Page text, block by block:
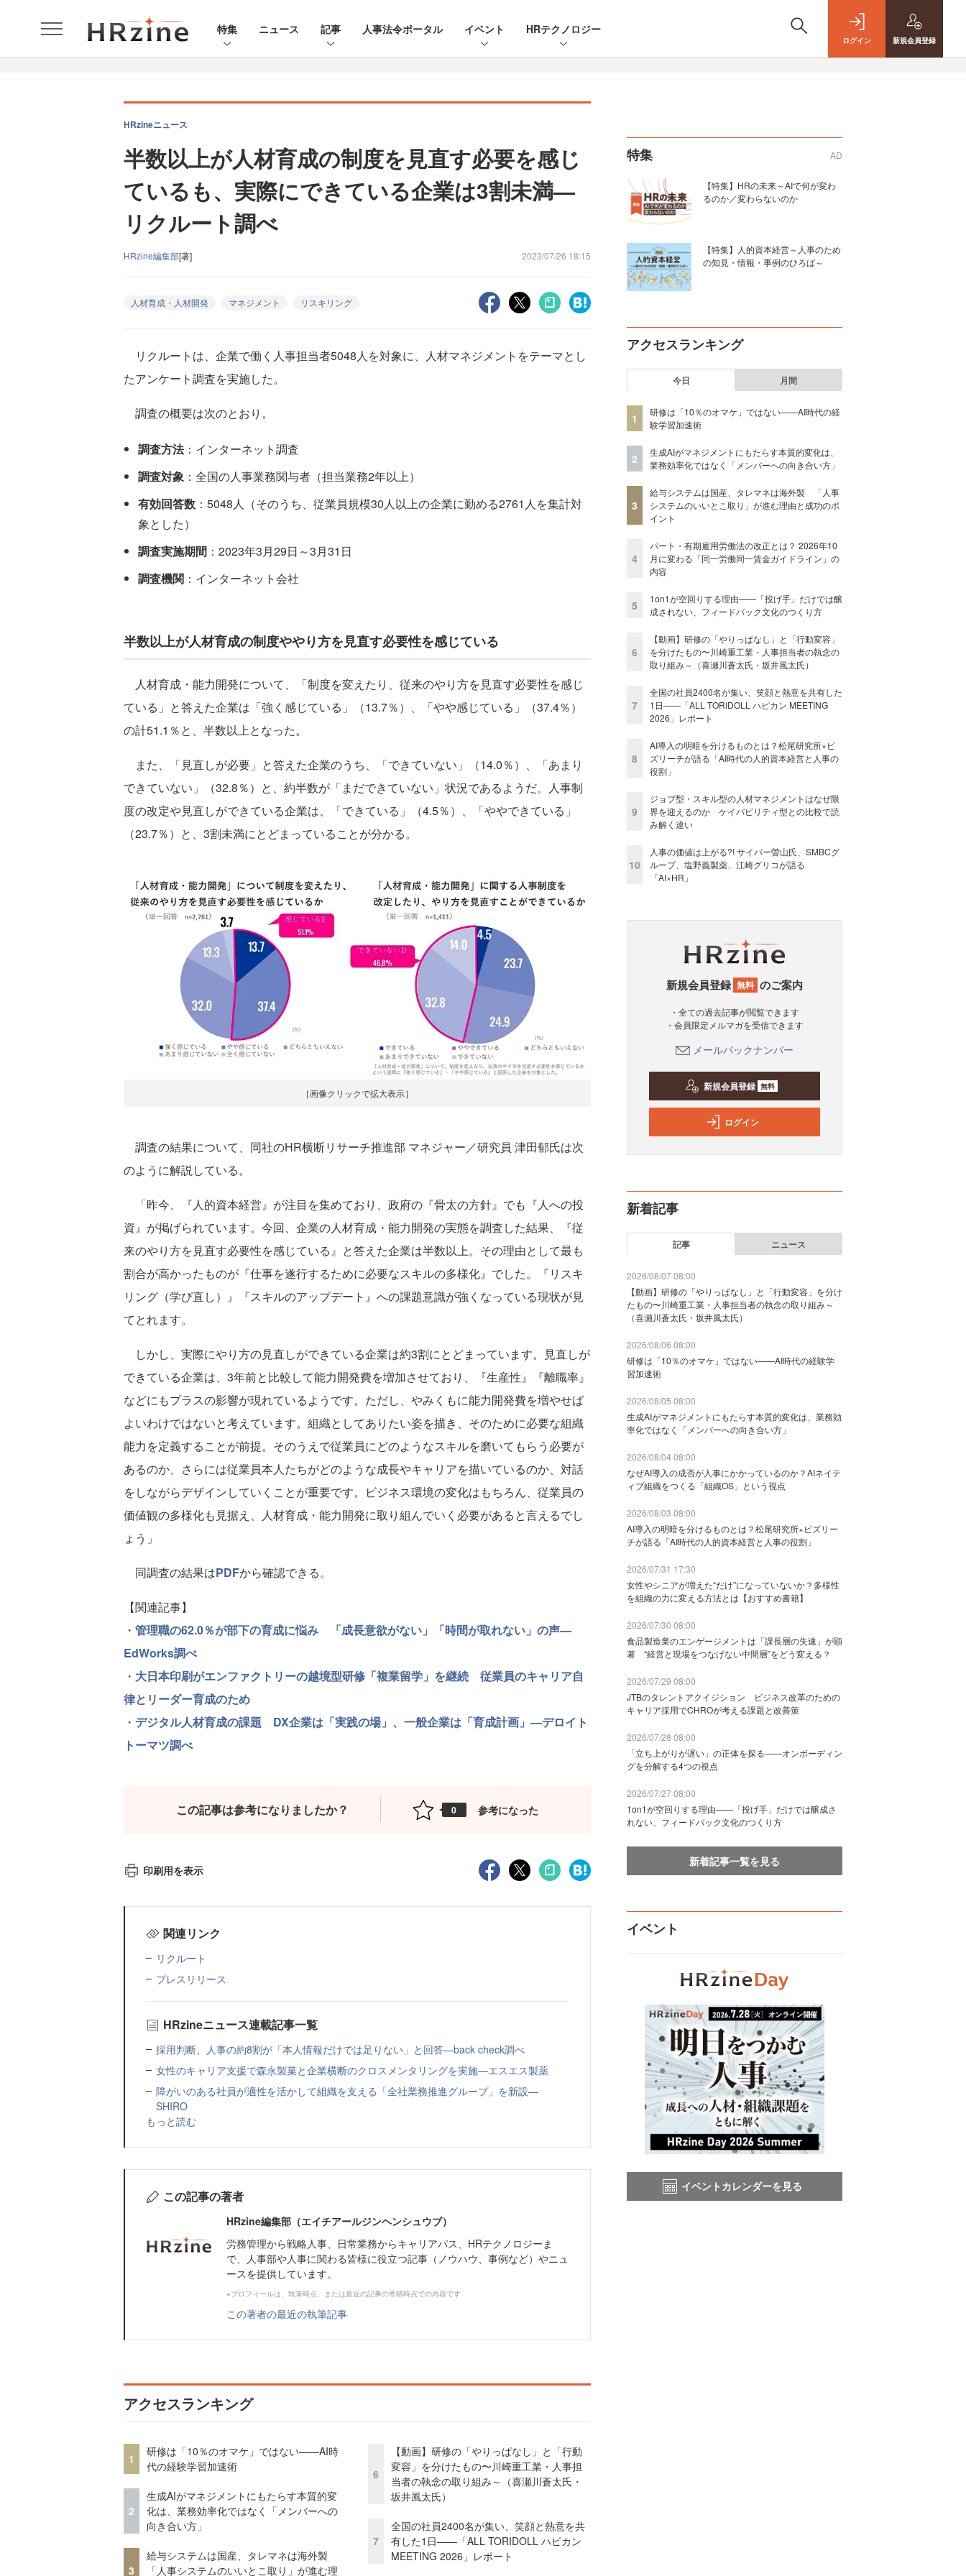
特集 ニュース 記事 人事法令ポータル イベント HRテクノロジー
ログイン 新規会員登録
HRzineニュース
半数以上が人材育成の制度を見直す必要を感じ
ているも、実際にできている企業は3割未満—
リクルート調べ
HRzine編集部[著] 2023/07/26 18:15
人材育成・人材開発 マネジメント リスキリング
リクルートは、企業で働く人事担当者5048人を対象に、人材マネジメントをテーマとし
たアンケート調査を実施した。
調査の概要は次のとおり。
調査方法：インターネット調査
調査対象 ：全国の人事業務関与者（担当業務2年以上）
有効回答数 ：5048人（そのうち、従業員規模30人以上の企業に勤める2761人を集計対
象とした）
調査実施期間 ：2023年3月29日～3月31日
調査機関 ：インターネット会社
半数以上が人材育成の制度ややり方を見直す必要性を感じている
人材育成・能力開発について、「制度を変えたり、従来のやり方を見直す必要性を感じ
ている」と答えた企業は「強く感じている」（13.7％）、「やや感じている」（37.4％）
の計51.1％と、半数以上となった。
また、「見直しが必要」と答えた企業のうち、「できていない」（14.0％）、「あまり
できていない」（32.8％）と、約半数が「まだできていない」状況であるようだ。人事制
度の改定や見直しができている企業は、「できている」（4.5％）、「ややできている」
（23.7％）と、3割未満にとどまっていることが分かる。
［画像クリックで拡大表示］
調査の結果について、同社のHR横断リサーチ推進部 マネジャー／研究員 津田郁氏は次
のように解説している。
「昨今、『人的資本経営』が注目を集めており、政府の『骨太の方針』でも『人への投
資』が掲げられています。今回、企業の人材育成・能力開発の実態を調査した結果、『従
来のやり方を見直す必要性を感じている』と答えた企業は半数以上。その理由として最も
割合が高かったものが『仕事を遂行するために必要なスキルの多様化』でした。『リスキ
リング（学び直し）』『スキルのアップデート』への課題意識が強くなっている現状が見
てとれます。
しかし、実際にやり方の見直しができている企業は約3割にとどまっています。見直しが
できている企業は、3年前と比較して能力開発費を増加させており、『生産性』『離職率』
などにもプラスの影響が現れているようです。ただし、やみくもに能力開発費を増やせば
よいわけではないと考えています。組織としてありたい姿を描き、そのために必要な組織
能力を定義することが前提。そのうえで従業員にどのようなスキルを磨いてもらう必要が
あるのか、さらには従業員本人たちがどのような成長やキャリアを描いているのか、対話
をしながらデザインしていくことが重要です。ビジネス環境の変化はもちろん、従業員の
価値観の多様化も見据え、人材育成・能力開発に取り組んでいく必要があると言えるでし
ょう」
同調査の結果はPDFから確認できる。
【関連記事】
・ 管理職の62.0％が部下の育成に悩み 「成長意欲がない」「時間が取れない」の声—
EdWorks調べ
・ 大日本印刷がエンファクトリーの越境型研修「複業留学」を継続 従業員のキャリア自
律とリーダー育成のため
・ デジタル人材育成の課題 DX企業は「実践の場」、一般企業は「育成計画」—デロイト
トーマツ調べ
この記事は参考になりましたか？ 0 参考になった
印刷用を表示
関連リンク
リクルート
プレスリリース
HRzineニュース連載記事一覧
採用判断、人事の約8割が「本人情報だけでは足りない」と回答—back check調べ
女性のキャリア支援で森永製菓と企業横断のクロスメンタリングを実施—エスエス製薬
障がいのある社員が適性を活かして組織を支える「全社業務推進グループ」を新設—
SHIRO
もっと読む
この記事の著者
HRzine編集部（エイチアールジンヘンシュウブ）
労務管理から戦略人事、日常業務からキャリアパス、HRテクノロジーま
で、人事部や人事に関わる皆様に役立つ記事（ノウハウ、事例など）やニュ
ースを提供しています。
※プロフィールは、執筆時点、または直近の記事の寄稿時点での内容です
この著者の最近の執筆記事
アクセスランキング
1
研修は「10％のオマケ」ではない——AI時
代の経験学習加速術
2
生成AIがマネジメントにもたらす本質的変
化は、業務効率化ではなく「メンバーへの
向き合い方」
3
給与システムは国産、タレマネは海外製
「人事システムのいいとこ取り」が進む理
6
【動画】研修の「やりっぱなし」と「行動
変容」を分けたもの〜川崎重工業・人事担
当者の執念の取り組み～（喜瀬川蒼太氏・
坂井風太氏）
7
全国の社員2400名が集い、笑顔と熱意を共
有した1日――「ALL TORIDOLL ハピカン
MEETING 2026」レポート
特集 AD
【特集】HRの未来～AIで何が変わ
るのか／変わらないのか
【特集】人的資本経営～人事のため
の知見・情報・事例のひろば～
アクセスランキング
今日 月間
1
研修は「10％のオマケ」ではない——AI時代の経
験学習加速術
2
生成AIがマネジメントにもたらす本質的変化は、
業務効率化ではなく「メンバーへの向き合い方」
3
給与システムは国産、タレマネは海外製 「人事
システムのいいとこ取り」が進む理由と成功のポ
イント
4
パート・有期雇用労働法の改正とは？ 2026年10
月に変わる「同一労働同一賃金ガイドライン」の
内容
5
1on1が空回りする理由——「投げ手」だけでは醸
成されない、フィードバック文化のつくり方
6
【動画】研修の「やりっぱなし」と「行動変容」
を分けたもの〜川崎重工業・人事担当者の執念の
取り組み～（喜瀬川蒼太氏・坂井風太氏）
7
全国の社員2400名が集い、笑顔と熱意を共有した
1日――「ALL TORIDOLL ハピカン MEETING
2026」レポート
8
AI導入の明暗を分けるものとは？松尾研究所×ビ
ズリーチが語る「AI時代の人的資本経営と人事の
役割」
9
ジョブ型・スキル型の人材マネジメントはなぜ限
界を迎えるのか ケイパビリティ型との比較で読
み解く違い
10
人事の価値は上がる?! サイバー曽山氏、SMBCグ
ループ、塩野義製薬、江崎グリコが語る
「AI×HR」
新規会員登録 無料 のご案内
・全ての過去記事が閲覧できます
・会員限定メルマガを受信できます
メールバックナンバー
新規会員登録 無料
ログイン
新着記事
記事 ニュース
2026/08/07 08:00
【動画】研修の「やりっぱなし」と「行動変容」を分け
たもの〜川崎重工業・人事担当者の執念の取り組み～
（喜瀬川蒼太氏・坂井風太氏）
2026/08/06 08:00
研修は「10％のオマケ」ではない——AI時代の経験学
習加速術
2026/08/05 08:00
生成AIがマネジメントにもたらす本質的変化は、業務効
率化ではなく「メンバーへの向き合い方」
2026/08/04 08:00
なぜAI導入の成否が人事にかかっているのか？AIネイテ
ィブ組織をつくる「組織OS」という視点
2026/08/03 08:00
AI導入の明暗を分けるものとは？松尾研究所×ビズリー
チが語る「AI時代の人的資本経営と人事の役割」
2026/07/31 17:30
女性やシニアが増えた“だけ”になっていないか？多様性
を組織の力に変える方法とは【おすすめ書籍】
2026/07/30 08:00
食品製造業のエンゲージメントは「課長層の失速」が顕
著 “経営と現場をつなげない中間層”をどう変える？
2026/07/29 08:00
JTBのタレントアクイジション ビジネス改革のための
キャリア採用でCHROが考える課題と改善策
2026/07/28 08:00
「立ち上がりが遅い」の正体を探る——オンボーディン
グを分解する4つの視点
2026/07/27 08:00
1on1が空回りする理由——「投げ手」だけでは醸成さ
れない、フィードバック文化のつくり方
新着記事一覧を見る
イベント
イベントカレンダーを見る